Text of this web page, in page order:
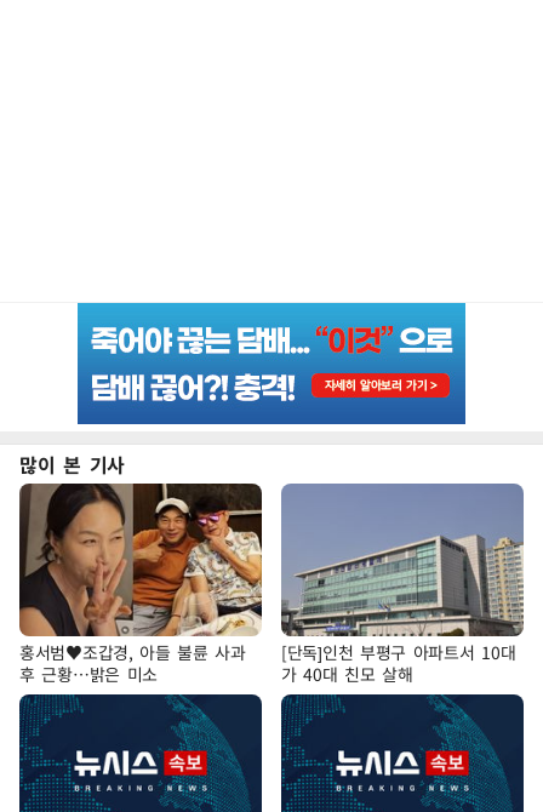
많이 본 기사
홍서범♥조갑경, 아들 불륜 사과
후 근황…밝은 미소
[단독]인천 부평구 아파트서 10대
가 40대 친모 살해